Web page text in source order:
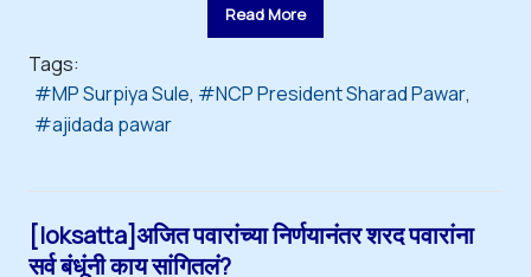
Read More
Tags:
MP Surpiya Sule
NCP President Sharad Pawar
ajidada pawar
[loksatta]अजित पवारांच्या निर्णयानंतर शरद पवारांना
सर्व बंधूंनी काय सांगितलं?